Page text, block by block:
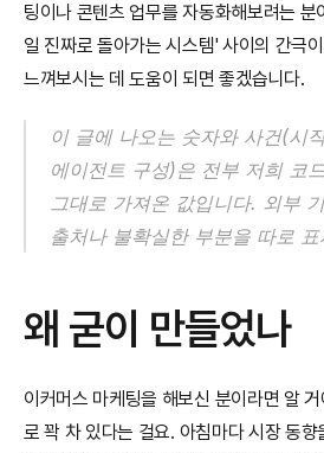
팅이나 콘텐츠 업무를 자동화해보려는 분
일 진짜로 돌아가는 시스템' 사이의 간극
느껴보시는 데 도움이 되면 좋겠습니다.
이 글에 나오는 숫자와 사건(시
에이전트 구성)은 전부 저희 코
그대로 가져온 값입니다. 외부
출처나 불확실한 부분을 따로
왜 굳이 만들었나
이커머스 마케팅을 해보신 분이라면 알
로 꽉 차 있다는 걸요. 아침마다 시장 동